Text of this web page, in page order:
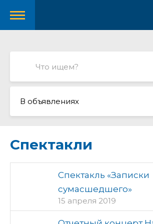
В объявлениях
Спектакли
Спектакль «Записки
сумасшедшего»
15 апреля 2019